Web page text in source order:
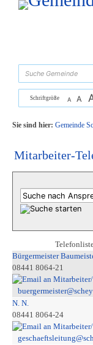
Zum Inhalt, zur Navigation
Schriftgröße A A
Sie sind hier: Gemeinde
Mitarbeiter-
Bürgermeister
08441 8064-21
N. N.
08441 8064-24